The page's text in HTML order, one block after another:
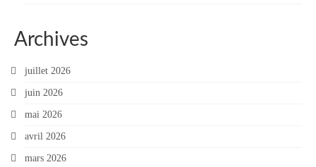
Archives
juillet 2026
juin 2026
mai 2026
avril 2026
mars 2026